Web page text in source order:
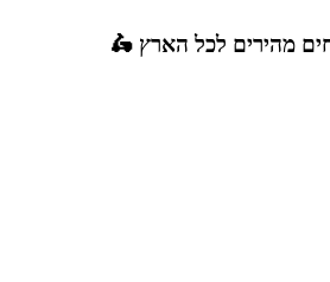
מהירים לכל הארץ 🛵